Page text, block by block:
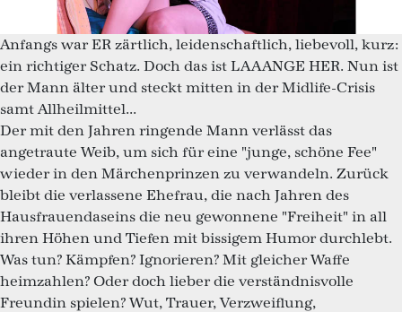
Anfangs war ER zärtlich, leidenschaftlich, liebevoll, kurz:
ein richtiger Schatz. Doch das ist LAAANGE HER. Nun ist
der Mann älter und steckt mitten in der Midlife-Crisis
samt Allheilmittel...
Der mit den Jahren ringende Mann verlässt das
angetraute Weib, um sich für eine "junge, schöne Fee"
wieder in den Märchenprinzen zu verwandeln. Zurück
bleibt die verlassene Ehefrau, die nach Jahren des
Hausfrauendaseins die neu gewonnene "Freiheit" in all
ihren Höhen und Tiefen mit bissigem Humor durchlebt.
Was tun? Kämpfen? Ignorieren? Mit gleicher Waffe
heimzahlen? Oder doch lieber die verständnisvolle
Freundin spielen? Wut, Trauer, Verzweiflung,